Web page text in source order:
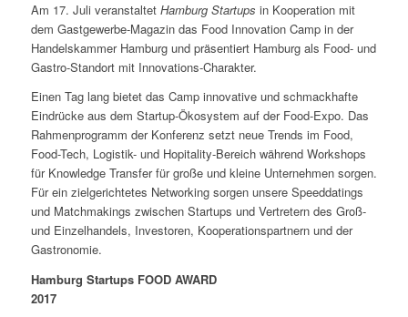
Am 17. Juli veranstaltet Hamburg Startups in Kooperation mit
dem Gastgewerbe-Magazin das Food Innovation Camp in der
Handelskammer Hamburg und präsentiert Hamburg als Food- und
Gastro-Standort mit Innovations-Charakter.
Einen Tag lang bietet das Camp innovative und schmackhafte
Eindrücke aus dem Startup-Ökosystem auf der Food-Expo. Das
Rahmenprogramm der Konferenz setzt neue Trends im Food,
Food-Tech, Logistik- und Hopitality-Bereich während Workshops
für Knowledge Transfer für große und kleine Unternehmen sorgen.
Für ein zielgerichtetes Networking sorgen unsere Speeddatings
und Matchmakings zwischen Startups und Vertretern des Groß-
und Einzelhandels, Investoren, Kooperationspartnern und der
Gastronomie.
Hamburg Startups FOOD AWARD
2017